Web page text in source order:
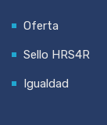
Oferta
Sello HRS4R
Igualdad